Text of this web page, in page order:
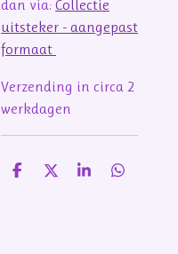
dan via: Collectie
uitsteker - aangepast
formaat
Verzending in circa 2
werkdagen
D
D
S
D